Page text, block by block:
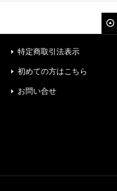
特定商取引法表示
初めての方はこちら
お問い合せ